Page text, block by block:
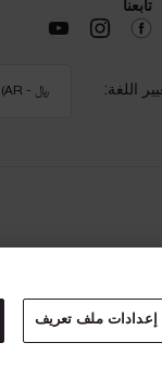
تابعنا​
اللغة: ﷼ - SA (AR)
إعدادات ملف تعريف